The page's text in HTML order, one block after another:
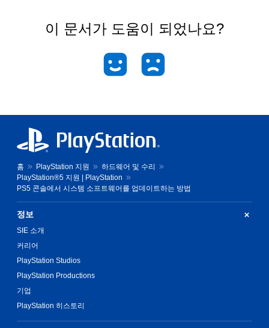
이 문서가 도움이 되었나요?
홈 PlayStation 지원
하드웨어 및 수리
PlayStation®5 지원 | PlayStation
PS5 콘솔에서 시스템 소프트웨어를 업데이트하는 방법
정보
SIE 소개
커리어
PlayStation Studios
PlayStation Productions
기업
PlayStation 히스토리